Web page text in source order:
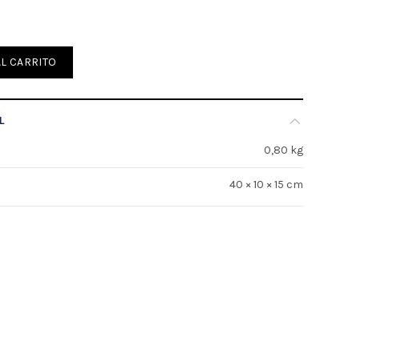
X5 Mts Ibi-Craft (339436) cantidad
CARRITO
0,80 kg
40 × 10 × 15 cm